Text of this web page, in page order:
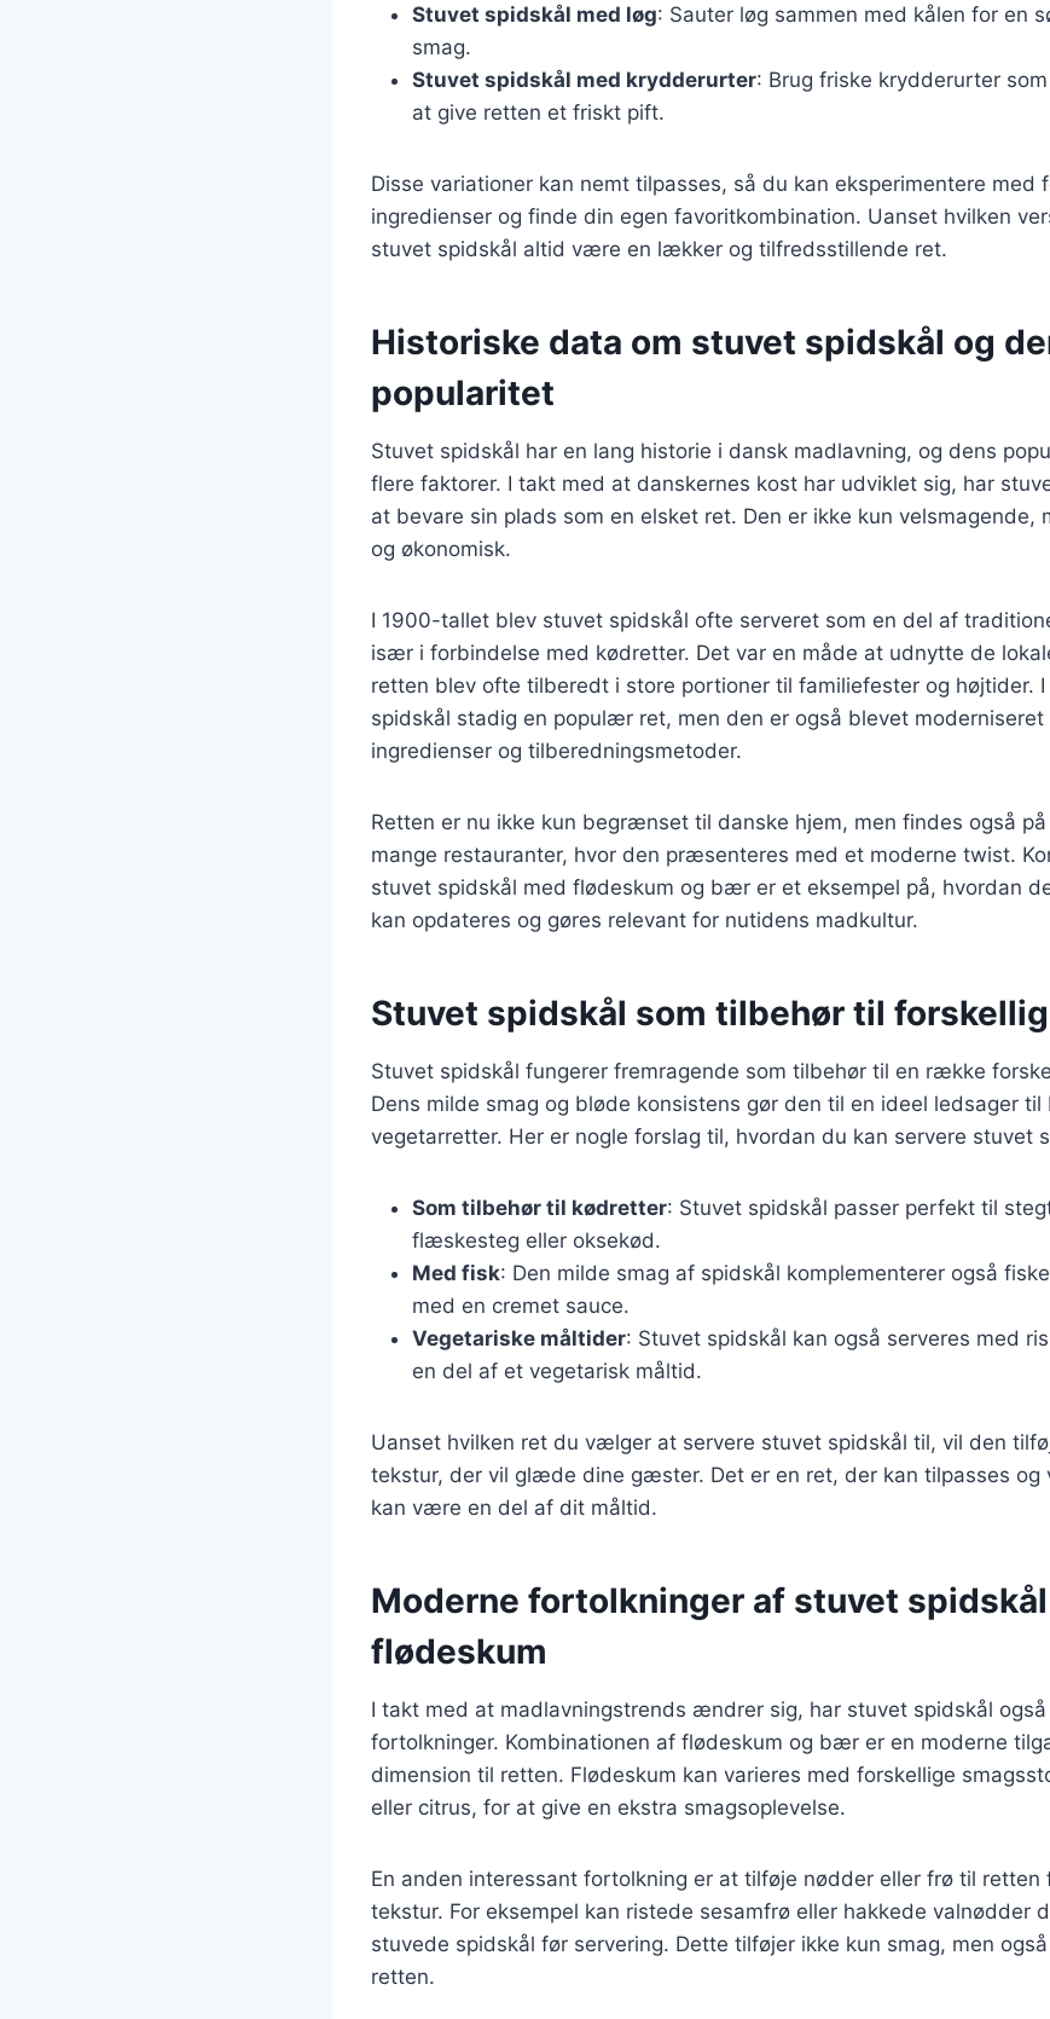
Stuvet spidskål med løg: Sauter løg sammen med kålen for en
smag.
Stuvet spidskål med krydderurter: Brug friske krydderurter
at give retten et friskt pift.
Disse variationer kan nemt tilpasses, så du kan eksperimentere med
ingredienser og finde din egen favoritkombination. Uanset hvilken
stuvet spidskål altid være en lækker og tilfredsstillende ret.
Historiske data om stuvet spidskål og
popularitet
Stuvet spidskål har en lang historie i dansk madlavning, og dens
flere faktorer. I takt med at danskernes kost har udviklet sig, har
at bevare sin plads som en elsket ret. Den er ikke kun velsmagende,
og økonomisk.
I 1900-tallet blev stuvet spidskål ofte serveret som en del af
især i forbindelse med kødretter. Det var en måde at udnytte de
retten blev ofte tilberedt i store portioner til familiefester og højtider.
spidskål stadig en populær ret, men den er også blevet moderniseret
ingredienser og tilberedningsmetoder.
Retten er nu ikke kun begrænset til danske hjem, men findes også
mange restauranter, hvor den præsenteres med et moderne twist.
stuvet spidskål med flødeskum og bær er et eksempel på, hvordan
kan opdateres og gøres relevant for nutidens madkultur.
Stuvet spidskål som tilbehør til
Stuvet spidskål fungerer fremragende som tilbehør til en række
Dens milde smag og bløde konsistens gør den til en ideel ledsager
vegetarretter. Her er nogle forslag til, hvordan du kan servere stuvet
Som tilbehør til kødretter: Stuvet spidskål passer perfekt til
flæskesteg eller oksekød.
Med fisk: Den milde smag af spidskål komplementerer også
med en cremet sauce.
Vegetariske måltider: Stuvet spidskål kan også serveres med
en del af et vegetarisk måltid.
Uanset hvilken ret du vælger at servere stuvet spidskål til, vil den
tekstur, der vil glæde dine gæster. Det er en ret, der kan tilpasses og
kan være en del af dit måltid.
Moderne fortolkninger af stuvet
flødeskum
I takt med at madlavningstrends ændrer sig, har stuvet spidskål
fortolkninger. Kombinationen af flødeskum og bær er en moderne
dimension til retten. Flødeskum kan varieres med forskellige
eller citrus, for at give en ekstra smagsoplevelse.
En anden interessant fortolkning er at tilføje nødder eller frø til retten
tekstur. For eksempel kan ristede sesamfrø eller hakkede valnødder
stuvede spidskål før servering. Dette tilføjer ikke kun smag, men
retten.